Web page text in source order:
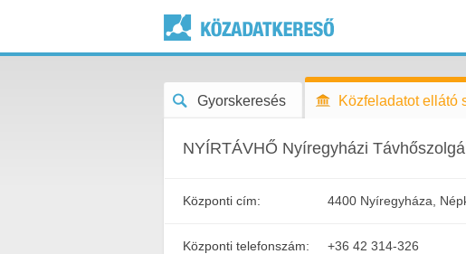
Gyorskeresés Közfeladatot ellátó
NYÍRTÁVHŐ Nyíregyházi
Központi cím: 4400 Nyíregyháza,
Központi telefonszám: +36 42 314-326